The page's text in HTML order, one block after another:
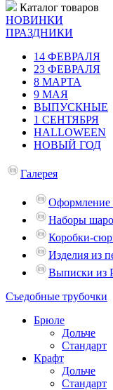
Каталог товаров
НОВИНКИ
ПРАЗДНИКИ
14 ФЕВРАЛЯ
23 ФЕВРАЛЯ
8 МАРТА
9 МАЯ
ВЫПУСКНЫЕ
1 СЕНТЯБРЯ
HALLOWEEN
НОВЫЙ ГОД
Галерея
Оформление
Наборы
Коробки-
Изделия из
Выписки из
Съедобные трубочки
Брюле
Дольче
Стандарт
Крафт
Дольче
Стандарт